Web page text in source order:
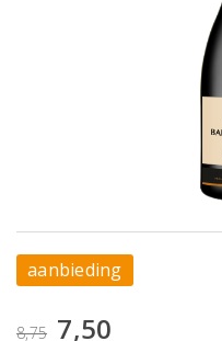
aanbieding
8,75 7,50